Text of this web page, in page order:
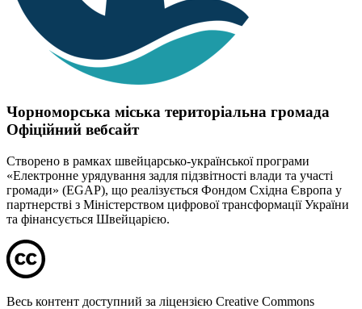
Чорноморська міська територіальна громада
Офіційний вебсайт
Створено в рамках швейцарсько-української програми
«Електронне урядування задля підзвітності влади та участі
громади» (EGAP), що реалізується Фондом Східна Європа у
партнерстві з Міністерством цифрової трансформації України
та фінансується Швейцарією.
Весь контент доступний за ліцензією Creative Commons